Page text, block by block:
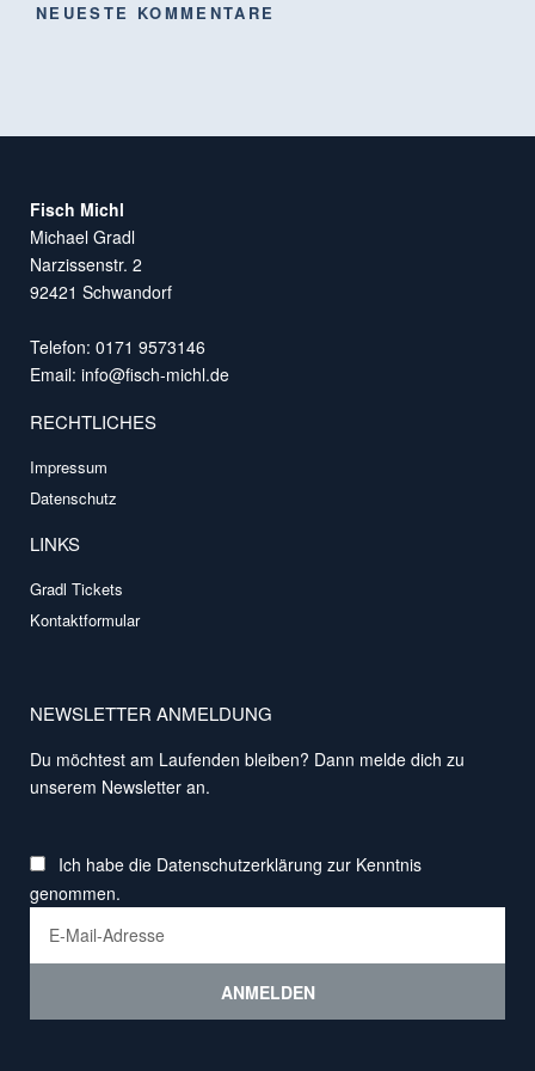
NEUESTE KOMMENTARE
Fisch Michl
Michael Gradl
Narzissenstr. 2
92421 Schwandorf
Telefon: 0171 9573146
Email: info@fisch-michl.de
RECHTLICHES
Impressum
Datenschutz
LINKS
Gradl Tickets
Kontaktformular
NEWSLETTER ANMELDUNG
Du möchtest am Laufenden bleiben? Dann melde dich zu
unserem Newsletter an.
Ich habe die Datenschutzerklärung zur Kenntnis
genommen.
ANMELDEN